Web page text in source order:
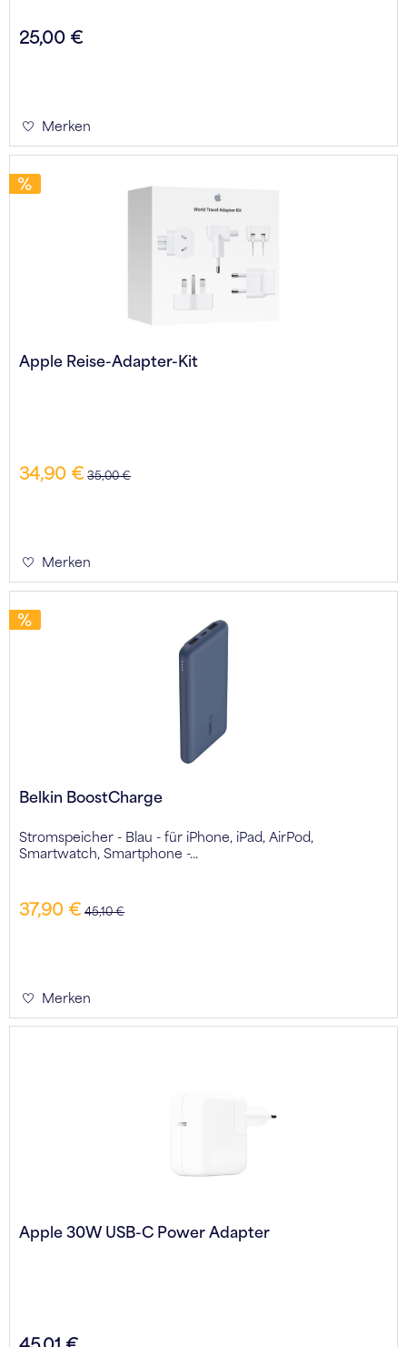
25,00 €
Merken
Apple Reise-Adapter-Kit
34,90 € 35,00 €
Merken
Belkin BoostCharge
Stromspeicher - Blau - für iPhone, iPad, AirPod,
Smartwatch, Smartphone -...
37,90 € 45,10 €
Merken
Apple 30W USB-C Power Adapter